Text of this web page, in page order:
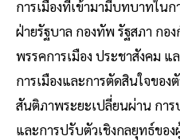
การเมืองที่เข้ามามีบทบาทใน
ฝ่ายรัฐบาล กองทัพ รัฐสภา กอ
พรรคการเมือง ประชาสังคม
การเมืองและการตัดสินใจของ
สันติภาพระยะเปลี่ยนผ่าน กา
และการปรับตัวเชิงกลยุทธ์ขอ